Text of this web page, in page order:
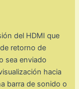
del HDMI que
retorno de
sea enviado
hacia
barra de sonido o